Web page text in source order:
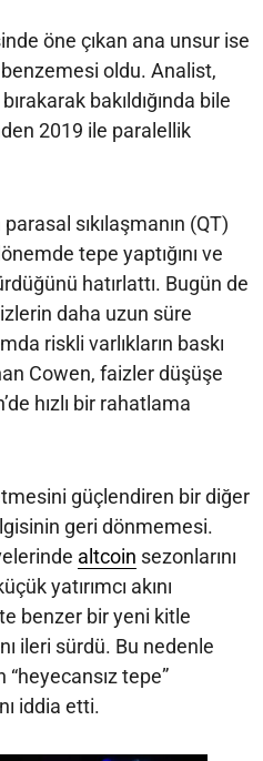
öne çıkan ana unsur ise
oldu. Analist,
bakıldığında bile
2019 ile paralellik
sıkılaşmanın (QT)
tepe yaptığını ve
hatırlattı. Bugün de
daha uzun süre
riskli varlıkların baskı
Cowen, faizler düşüşe
hızlı bir rahatlama
güçlendiren bir diğer
geri dönmemesi.
altcoin sezonlarını
yatırımcı akını
benzer bir yeni kitle
ileri sürdü. Bu nedenle
“heyecansız tepe”
iddia etti.